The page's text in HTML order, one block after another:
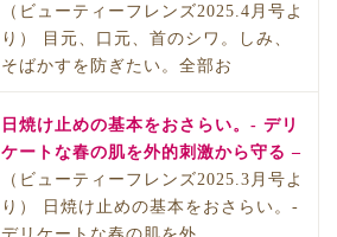
（ビューティーフレンズ2025.4月号よ
り） 目元、口元、首のシワ。しみ、
そばかすを防ぎたい。全部お
日焼け止めの基本をおさらい。- デリ
ケートな春の肌を外的刺激から守る –
（ビューティーフレンズ2025.3月号よ
り） 日焼け止めの基本をおさらい。-
デリケートな春の肌を外